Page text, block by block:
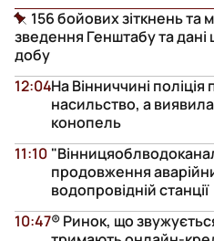
156 бойових зіткнень та
зведення Генштабу та дані
добу
На Вінниччині
насильство, а
конопель
12:04
продовження
водопровідній станції
11:10
® Ринок, що
10:47